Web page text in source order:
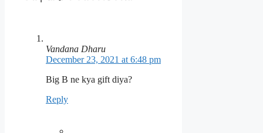
Vandana Dharu
December 23, 2021 at 6:48 pm
Big B ne kya gift diya?
Reply